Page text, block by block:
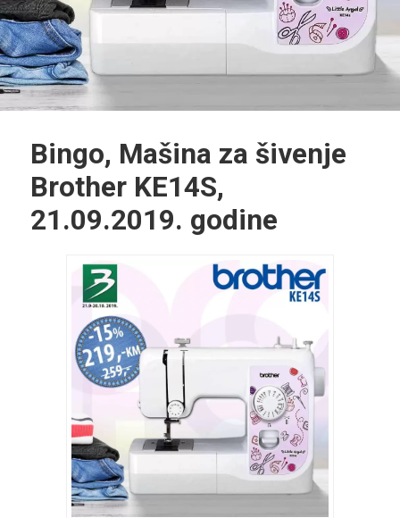
Bingo, Mašina za šivenje
Brother KE14S,
21.09.2019. godine